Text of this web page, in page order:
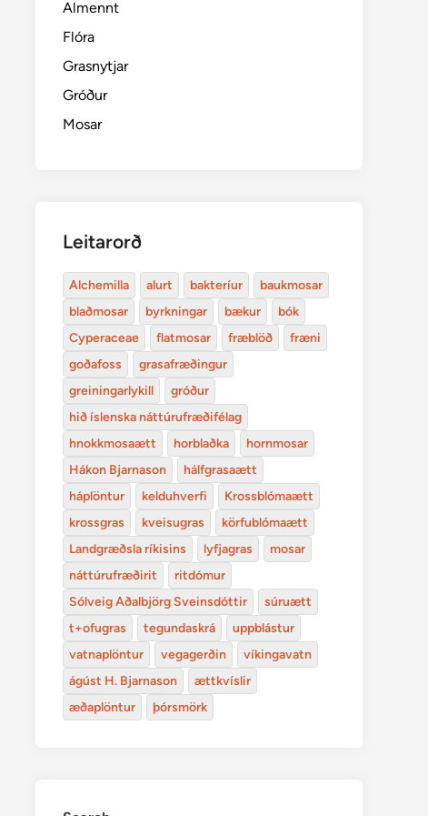
Almennt
Flóra
Grasnytjar
Gróður
Mosar
Leitarorð
Alchemilla alurt bakteríur
baukmosar
blaðmosar
byrkningar bækur
bók
Cyperaceae
flatmosar fræblöð
fræni
goðafoss
grasafræðingur
greiningarlykill
gróður
hið íslenska náttúrufræðifélag
hnokkmosaætt
horblaðka
hornmosar
Hákon Bjarnason
hálfgrasaætt
háplöntur
kelduhverfi
Krossblómaætt
krossgras
kveisugras
körfublómaætt
Landgræðsla ríkisins
lyfjagras
mosar
náttúrufræðirit
ritdómur
Sólveig Aðalbjörg Sveinsdóttir
súruætt
t+ofugras
tegundaskrá
uppblástur
vatnaplöntur
vegagerðin
víkingavatn
ágúst H. Bjarnason
ættkvíslir
æðaplöntur
þórsmörk